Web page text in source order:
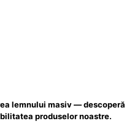
lemnului masiv — descoperă
produselor noastre.